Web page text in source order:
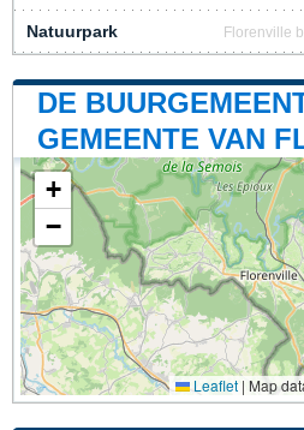
Natuurpark Florenville
DE
GEMEENTE VAN
+
−
Leaflet | Map